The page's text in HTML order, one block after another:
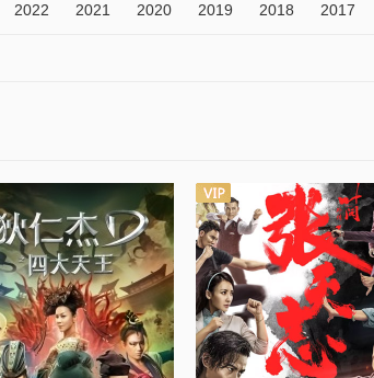
2022 2021 2020 2019 2018 2017